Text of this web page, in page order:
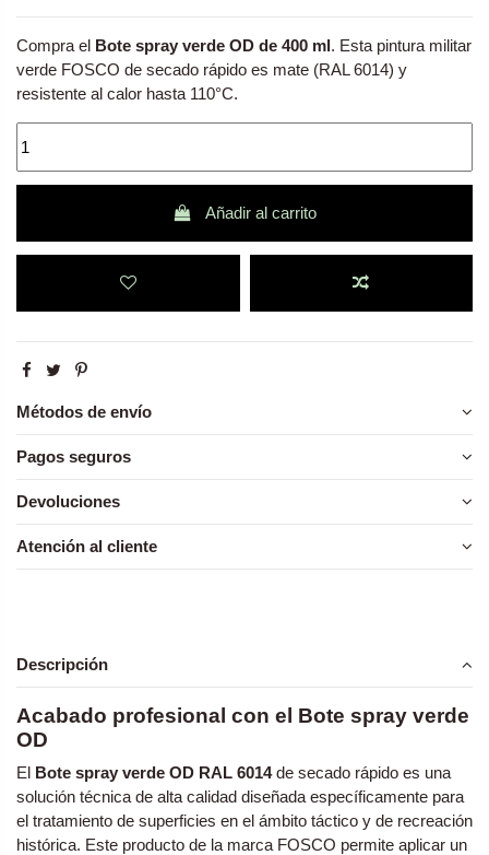
Compra el Bote spray verde OD de 400 ml. Esta pintura militar
verde FOSCO de secado rápido es mate (RAL 6014) y
resistente al calor hasta 110°C.
Añadir al carrito
Métodos de envío
Pagos seguros
Devoluciones
Atención al cliente
Descripción
Acabado profesional con el Bote spray verde
OD
El Bote spray verde OD RAL 6014de secado rápido es una
solución técnica de alta calidad diseñada específicamente para
el tratamiento de superficies en el ámbito táctico y de recreación
histórica. Este producto de la marca FOSCO permite aplicar un